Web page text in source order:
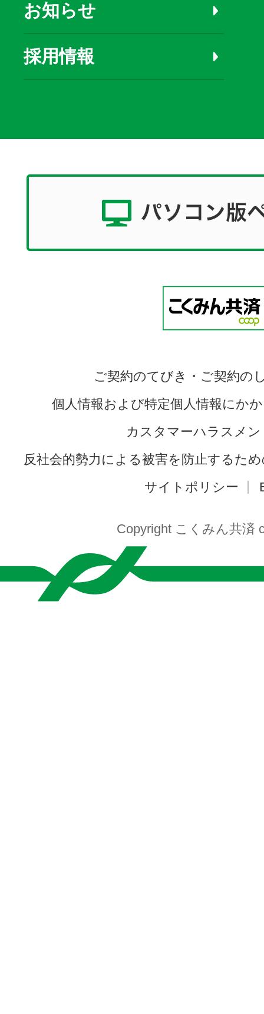
お知らせ
採用情報
ご契約のてびき・ご契約の
個人情報および特定個人情報にか
カスタマーハラスメ
反社会的勢力による被害を防止するた
サイトポリシー
Copyright こくみん共済